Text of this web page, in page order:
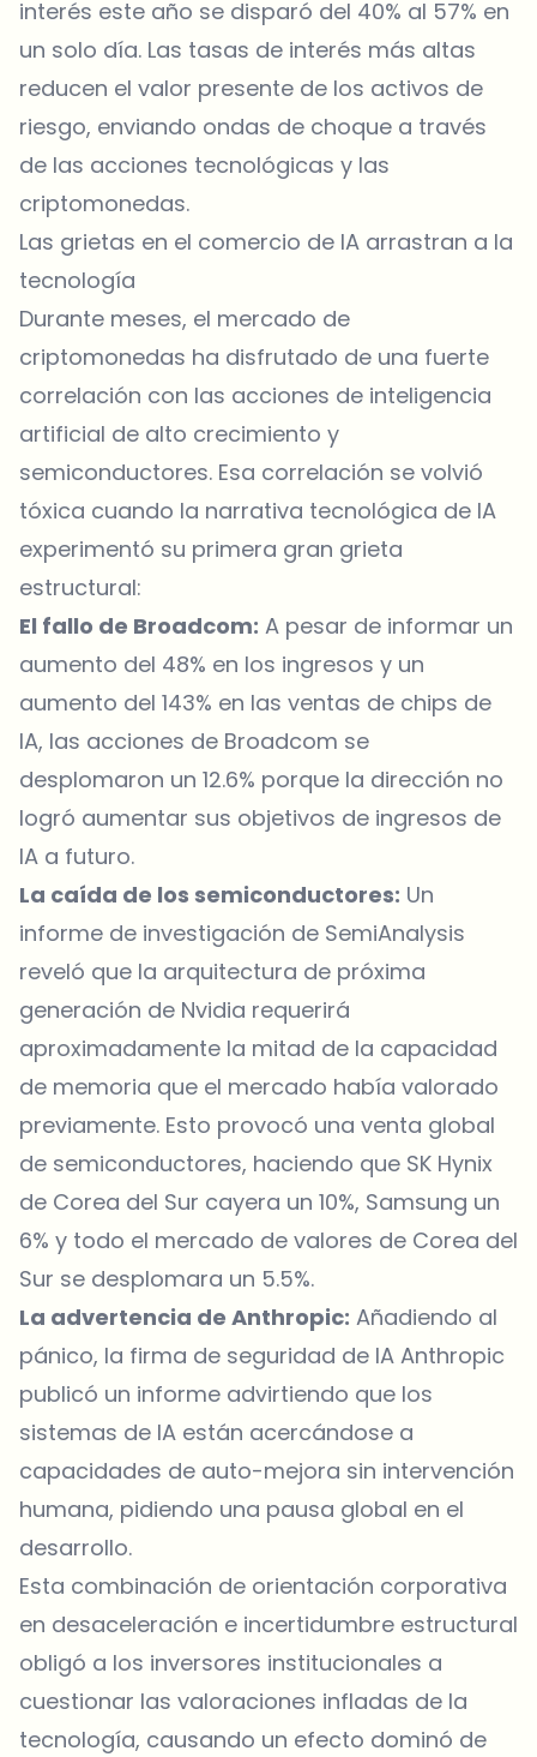
interés este año se disparó del 40% al 57% en
un solo día. Las tasas de interés más altas
reducen el valor presente de los activos de
riesgo, enviando ondas de choque a través
de las acciones tecnológicas y las
criptomonedas.
Las grietas en el comercio de IA arrastran a la
tecnología
Durante meses, el mercado de
criptomonedas ha disfrutado de una fuerte
correlación con las acciones de inteligencia
artificial de alto crecimiento y
semiconductores. Esa correlación se volvió
tóxica cuando la narrativa tecnológica de IA
experimentó su primera gran grieta
estructural:
El fallo de Broadcom: A pesar de informar un
aumento del 48% en los ingresos y un
aumento del 143% en las ventas de chips de
IA, las acciones de Broadcom se
desplomaron un 12.6% porque la dirección no
logró aumentar sus objetivos de ingresos de
IA a futuro.
La caída de los semiconductores: Un
informe de investigación de SemiAnalysis
reveló que la arquitectura de próxima
generación de Nvidia requerirá
aproximadamente la mitad de la capacidad
de memoria que el mercado había valorado
previamente. Esto provocó una venta global
de semiconductores, haciendo que SK Hynix
de Corea del Sur cayera un 10%, Samsung un
6% y todo el mercado de valores de Corea del
Sur se desplomara un 5.5%.
La advertencia de Anthropic: Añadiendo al
pánico, la firma de seguridad de IA Anthropic
publicó un informe advirtiendo que los
sistemas de IA están acercándose a
capacidades de auto-mejora sin intervención
humana, pidiendo una pausa global en el
desarrollo.
Esta combinación de orientación corporativa
en desaceleración e incertidumbre estructural
obligó a los inversores institucionales a
cuestionar las valoraciones infladas de la
tecnología, causando un efecto dominó de